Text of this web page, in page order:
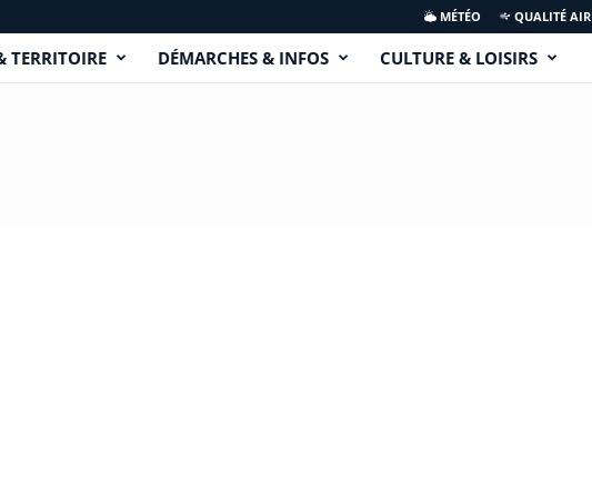
MÉTÉO QUALITÉ AIR
TERRITOIRE DÉMARCHES & INFOS CULTURE & LOISIRS